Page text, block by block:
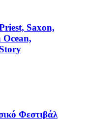
Saxon,
Φεστιβάλ